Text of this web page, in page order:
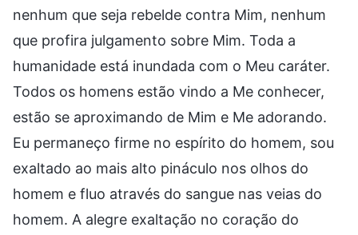
nenhum que seja rebelde contra Mim, nenhum
que profira julgamento sobre Mim. Toda a
humanidade está inundada com o Meu caráter.
Todos os homens estão vindo a Me conhecer,
estão se aproximando de Mim e Me adorando.
Eu permaneço firme no espírito do homem, sou
exaltado ao mais alto pináculo nos olhos do
homem e fluo através do sangue nas veias do
homem. A alegre exaltação no coração do